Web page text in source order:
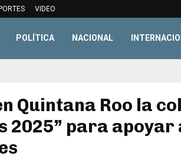
VIDEO
POLÍTICA NACIONAL
Quintana Roo la
2025” para